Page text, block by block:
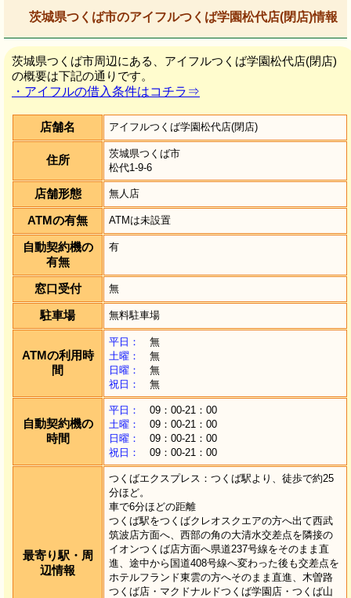
茨城県つくば市のアイフルつくば学園松代店(閉店)情報
茨城県つくば市周辺にある、アイフルつくば学園松代店(閉店)
の概要は下記の通りです。
・アイフルの借入条件はコチラ⇒
店舗名 アイフルつくば学園松代店(閉店)
住所
茨城県つくば市
松代1-9-6
店舗形態 無人店
ATMの有無 ATMは未設置
自動契約機の
有無
有
窓口受付 無
駐車場 無料駐車場
ATMの利用時
間
平日：
無
土曜：
無
日曜：
無
祝日：
無
自動契約機の
時間
平日：
09：00-21：00
土曜：
09：00-21：00
日曜：
09：00-21：00
祝日：
09：00-21：00
最寄り駅・周
辺情報
つくばエクスプレス：つくば駅より、徒歩で約25
分ほど。
車で6分ほどの距離
つくば駅をつくばクレオスクエアの方へ出て西武
筑波店方面へ、西部の角の大清水交差点を隣接の
イオンつくば店方面へ県道237号線をそのまま直
進、途中から国道408号線へ変わった後も交差点を
ホテルフランド東雲の方へそのまま直進、木曽路
つくば店・マクドナルドつくば学園店・つくば山